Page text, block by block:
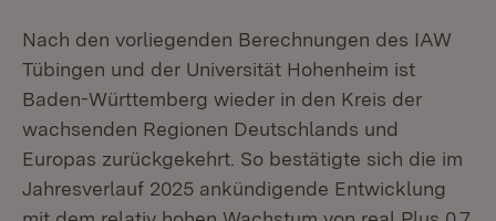
Nach den vorliegenden Berechnungen des IAW
Tübingen und der Universität Hohenheim ist
Baden-Württemberg wieder in den Kreis der
wachsenden Regionen Deutschlands und
Europas zurückgekehrt. So bestätigte sich die im
Jahresverlauf 2025 ankündigende Entwicklung